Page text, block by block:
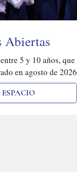
Abiertas
5 y 10 años, que
en agosto de 2026